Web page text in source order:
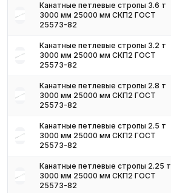
Канатные петлевые стропы 3.6 т
3000 мм 25000 мм СКП2 ГОСТ
25573-82
Канатные петлевые стропы 3.2 т
3000 мм 25000 мм СКП2 ГОСТ
25573-82
Канатные петлевые стропы 2.8 т
3000 мм 25000 мм СКП2 ГОСТ
25573-82
Канатные петлевые стропы 2.5 т
3000 мм 25000 мм СКП2 ГОСТ
25573-82
Канатные петлевые стропы 2.25 т
3000 мм 25000 мм СКП2 ГОСТ
25573-82